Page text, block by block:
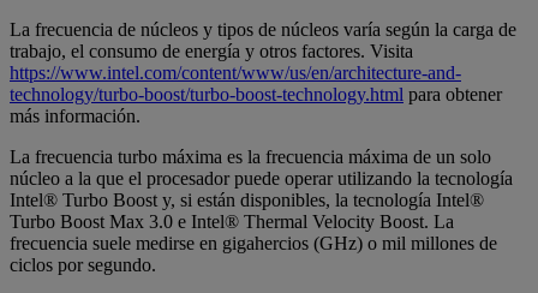
La frecuencia de núcleos y tipos de núcleos varía según la carga de
trabajo, el consumo de energía y otros factores. Visita
https://www.intel.com/content/www/us/en/architecture-and-
technology/turbo-boost/turbo-boost-technology.html para obtener
más información.
La frecuencia turbo máxima es la frecuencia máxima de un solo
núcleo a la que el procesador puede operar utilizando la tecnología
Intel® Turbo Boost y, si están disponibles, la tecnología Intel®
Turbo Boost Max 3.0 e Intel® Thermal Velocity Boost. La
frecuencia suele medirse en gigahercios (GHz) o mil millones de
ciclos por segundo.